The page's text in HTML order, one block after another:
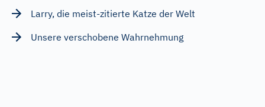
Larry, die meist-zitierte Katze der Welt
Unsere verschobene Wahrnehmung